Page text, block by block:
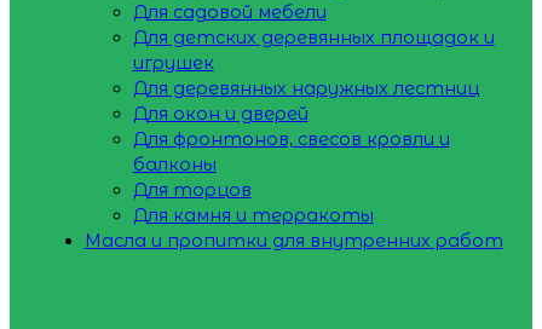
Для садовой мебели
Для детских деревянных площадок и
игрушек
Для деревянных наружных лестниц
Для окон и дверей
Для фронтонов, свесов кровли и
балконы
Для торцов
Для камня и терракоты
Масла и пропитки для внутренних работ